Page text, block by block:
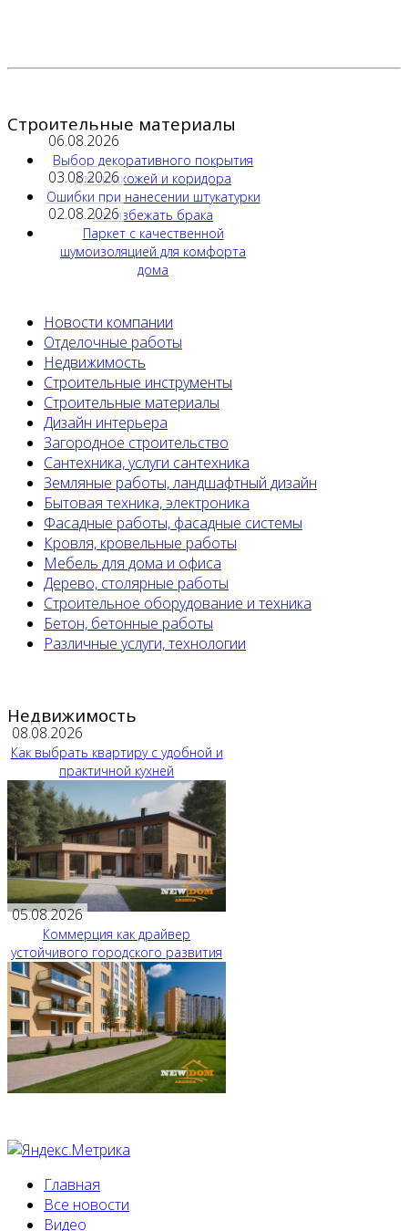
Строительные материалы
06.08.2026
Выбор декоративного покрытия
для прихожей и коридора
03.08.2026
Ошибки при нанесении штукатурки
как избежать брака
02.08.2026
Паркет с качественной
шумоизоляцией для комфорта
дома
Новости компании
Отделочные работы
Недвижимость
Строительные инструменты
Строительные материалы
Дизайн интерьера
Загородное строительство
Сантехника, услуги сантехника
Земляные работы, ландшафтный дизайн
Бытовая техника, электроника
Фасадные работы, фасадные системы
Кровля, кровельные работы
Мебель для дома и офиса
Дерево, столярные работы
Строительное оборудование и техника
Бетон, бетонные работы
Различные услуги, технологии
Недвижимость
08.08.2026
Как выбрать квартиру с удобной и
практичной кухней
05.08.2026
Коммерция как драйвер
устойчивого городского развития
Главная
Все новости
Видео